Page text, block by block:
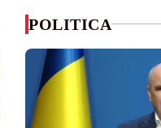
POLITICA